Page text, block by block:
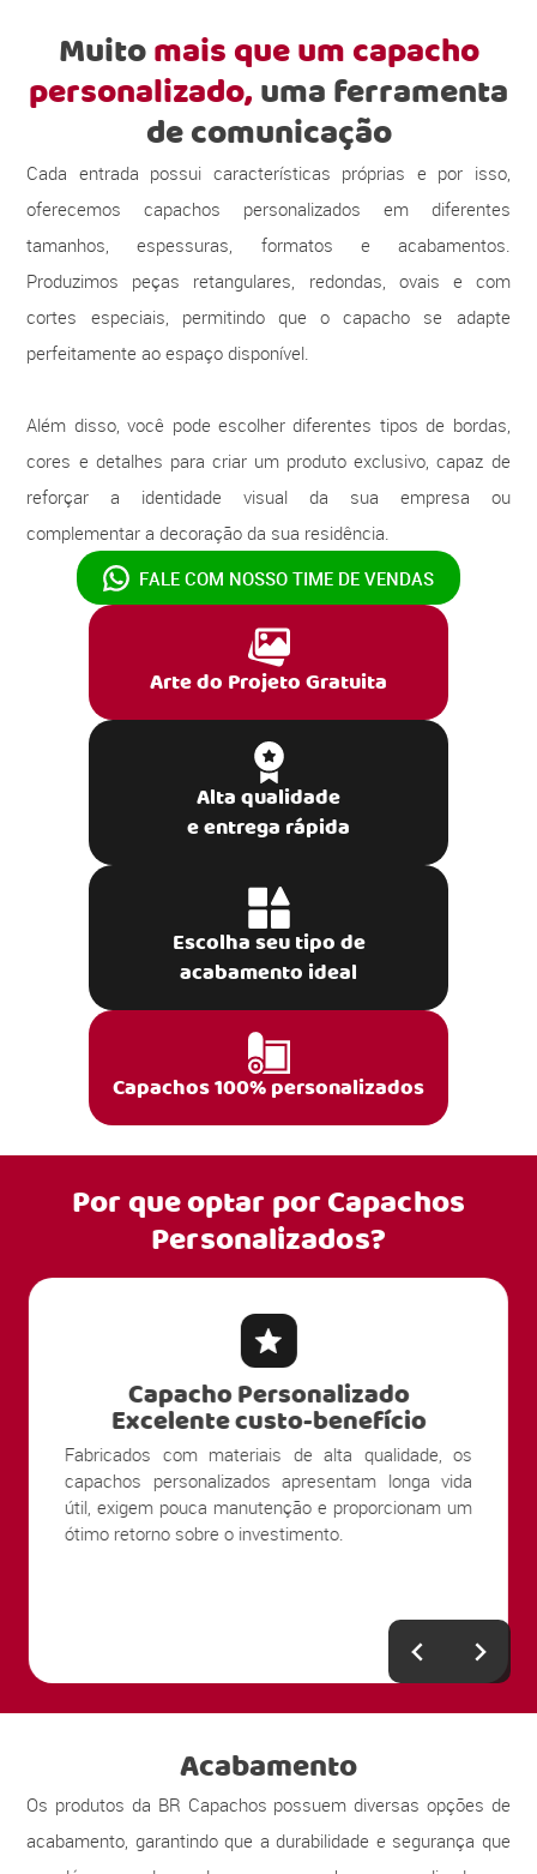
Muitomais que um capacho
personalizado,uma ferramenta
de comunicação
Cada entrada possui características próprias e por isso,
oferecemos capachos personalizados em diferentes
tamanhos, espessuras, formatos e acabamentos.
Produzimos peças retangulares, redondas, ovais e com
cortes especiais, permitindo que o capacho se adapte
perfeitamente ao espaço disponível.
Além disso, você pode escolher diferentes tipos de bordas,
cores e detalhes para criar um produto exclusivo, capaz de
reforçar a identidade visual da sua empresa ou
complementar a decoração da sua residência.
FALE COM NOSSO TIME DE VENDAS
Arte do Projeto Gratuita
Alta qualidade
e entrega rápida
Escolha seu tipo de
acabamento ideal
Capachos 100% personalizados
Por que optar porCapachos
Personalizados?
Capacho Personalizado
Alta Durabilidade
Nossos produtos são produzidos com materiais
resistentes ao uso contínuo e ao tráfego intenso de
pessoas. Sua estrutura mantém a limpeza e
apresentação por muito mais tempo, mesmo em
Acabamento
Os produtos da BR Capachos possuem diversas opções de
acabamento, garantindo que a durabilidade e segurança que